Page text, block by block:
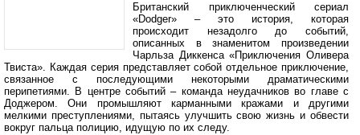
Британский приключенческий сериал
«Dodger» – это история, которая
происходит незадолго до событий,
описанных в знаменитом произведении
Чарльза Диккенса «Приключения Оливера
Твиста». Каждая серия представляет собой отдельное приключение,
связанное с последующими некоторыми драматическими
перипетиями. В центре событий – команда неудачников во главе с
Доджером. Они промышляют карманными кражами и другими
мелкими преступлениями, пытаясь улучшить свою жизнь и обвести
вокруг пальца полицию, идущую по их следу.